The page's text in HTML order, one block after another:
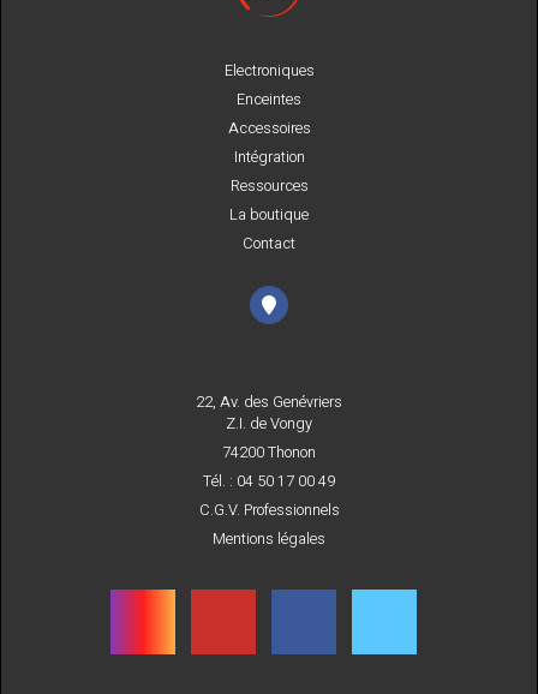
Electroniques
Enceintes
Accessoires
Intégration
Ressources
La boutique
Contact
22, Av. des Genévriers
Z.I. de Vongy
74200 Thonon
Tél. : 04 50 17 00 49
C.G.V. Professionnels
Mentions légales